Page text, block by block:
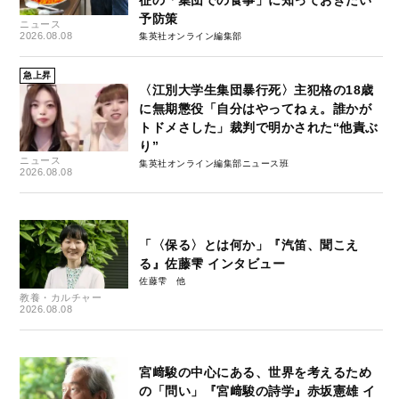
ニュース
2026.08.08
予防策
集英社オンライン編集部
急上昇
ニュース
2026.08.08
〈江別大学生集団暴行死〉主犯格の18歳
に無期懲役「自分はやってねぇ。誰かが
トドメさした」裁判で明かされた“他責ぶ
り”
集英社オンライン編集部ニュース班
教養・カルチャー
2026.08.08
「〈保る〉とは何か」『汽笛、聞こえ
る』佐藤雫 インタビュー
佐藤雫
宮﨑駿の中心にある、世界を考えるため
の「問い」『宮﨑駿の詩学』赤坂憲雄 イ